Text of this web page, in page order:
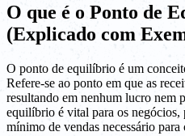
O que é o Ponto de
(Explicado com
O ponto de equilíbrio é um
Refere-se ao ponto em que as
resultando em nenhum lucro nem
equilíbrio é vital para os
mínimo de vendas necessário para